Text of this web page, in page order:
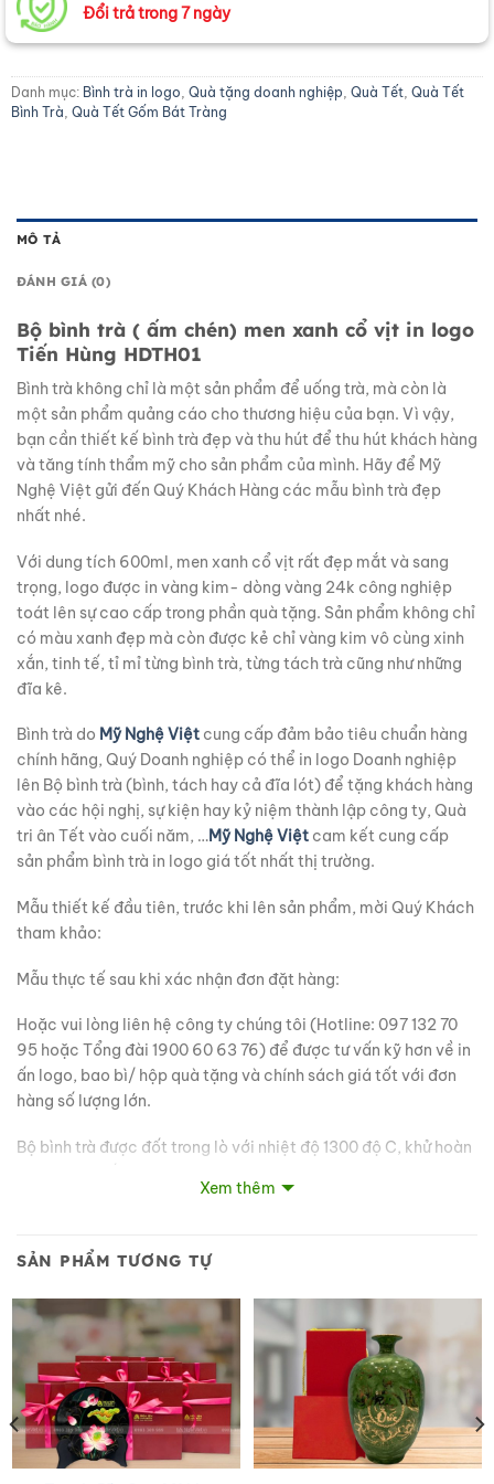
Đổi trả trong 7 ngày
Danh mục: Bình trà in logo, Quà tặng doanh nghiệp, Quà Tết, Quà Tết
Bình Trà, Quà Tết Gốm Bát Tràng
MÔ TẢ
ĐÁNH GIÁ (0)
Bộ bình trà ( ấm chén) men xanh cổ vịt in logo
Tiến Hùng HDTH01
Bình trà không chỉ là một sản phẩm để uống trà, mà còn là
một sản phẩm quảng cáo cho thương hiệu của bạn. Vì vậy,
bạn cần thiết kế bình trà đẹp và thu hút để thu hút khách hàng
và tăng tính thẩm mỹ cho sản phẩm của mình. Hãy để Mỹ
Nghệ Việt gửi đến Quý Khách Hàng các mẫu bình trà đẹp
nhất nhé.
Với dung tích 600ml, men xanh cổ vịt rất đẹp mắt và sang
trọng, logo được in vàng kim- dòng vàng 24k công nghiệp
toát lên sự cao cấp trong phần quà tặng. Sản phẩm không chỉ
có màu xanh đẹp mà còn được kẻ chỉ vàng kim vô cùng xinh
xắn, tinh tế, tỉ mỉ từng bình trà, từng tách trà cũng như những
đĩa kê.
Bình trà do Mỹ Nghệ Việt cung cấp đảm bảo tiêu chuẩn hàng
chính hãng, Quý Doanh nghiệp có thể in logo Doanh nghiệp
lên Bộ bình trà (bình, tách hay cả đĩa lót) để tặng khách hàng
vào các hội nghị, sự kiện hay kỷ niệm thành lập công ty, Quà
tri ân Tết vào cuối năm, …Mỹ Nghệ Việt cam kết cung cấp
sản phẩm bình trà in logo giá tốt nhất thị trường.
Mẫu thiết kế đầu tiên, trước khi lên sản phẩm, mời Quý Khách
tham khảo:
Mẫu thực tế sau khi xác nhận đơn đặt hàng:
Hoặc vui lòng liên hệ công ty chúng tôi (Hotline: 097 132 70
95 hoặc Tổng đài 1900 60 63 76) để được tư vấn kỹ hơn về in
ấn logo, bao bì/ hộp quà tặng và chính sách giá tốt với đơn
hàng số lượng lớn.
Bộ bình trà được đốt trong lò với nhiệt độ 1300 độ C, khử hoàn
Màu men không phai, không ngả màu, hoa văn trên sản phẩm
cùng năm tháng, khó bể mẻ khi va chạm.
Đặc thù của sản phẩm mỹ nghệ là sản xuất thủ công ( Không
sản xuất công nghiệp đại trà) vì vậy sản phẩm là tác phẩm từ
chính bàn tay của nghệ nhân ( ví dụ: vẽ, chạm trổ các họa tiết
trên sản phẩm) và có sự khác nhau lớn giữa các nghệ nhân và
các xưởng sản xuất.
Mỗi sản phẩm được chế tác bởi bàn tay nghệ nhân không
phải sản phẩm nào cũng giống hệt nhau như sản xuất dây
Xem thêm
SẢN PHẨM TƯƠNG TỰ